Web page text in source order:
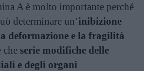
A è molto importante perché
determinare un’inibizione
deformazione e la fragilità
che serie modifiche delle
e degli organi